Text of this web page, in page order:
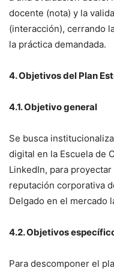
docente (nota) y la
(interacción), cerrando
la práctica demandada.
4. Objetivos del Plan
4.1. Objetivo general
Se busca
digital en la Escuela de
LinkedIn, para
reputación corporativa
Delgado en el mercado
4.2. Objetivos
Para descomponer el